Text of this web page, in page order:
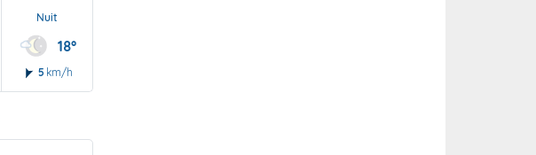
Nuit
18°
5 km/h